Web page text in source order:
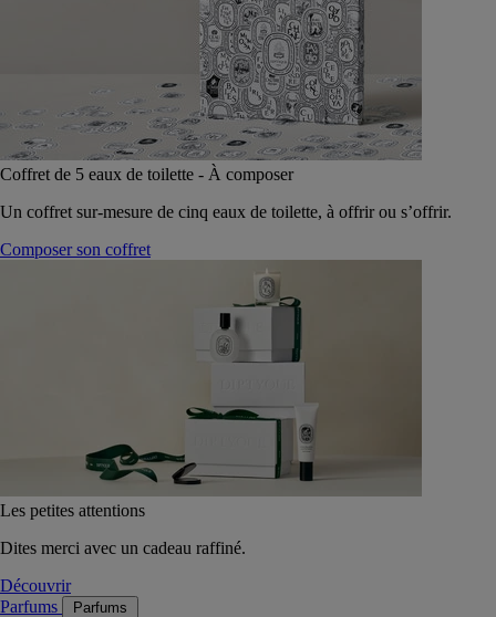
Coffret de 5 eaux de toilette - À composer
Un coffret sur-mesure de cinq eaux de toilette, à offrir ou s’offrir.
Composer son coffret
Les petites attentions
Dites merci avec un cadeau raffiné.
Découvrir
Parfums
Parfums